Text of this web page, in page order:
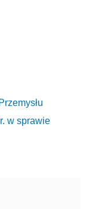
w sprawie